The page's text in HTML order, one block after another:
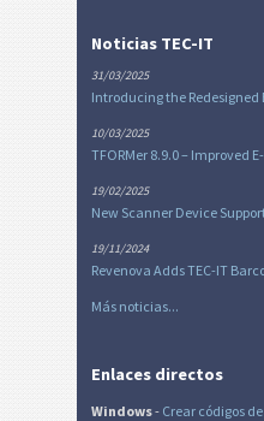
Noticias TEC-IT
31/03/2025
Introducing the Redesigned
10/03/2025
TFORMer 8.9.0 – Improved
19/02/2025
New Scanner Device
19/11/2024
Revenova Adds TEC-IT
Más noticias...
Enlaces directos
Windows- Crear códigos